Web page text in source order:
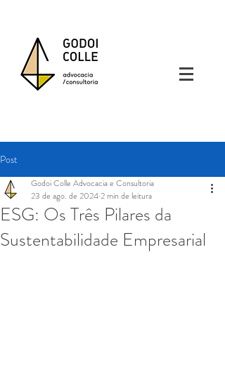
Post
ESG: Os Três Pilares da
Sustentabilidade Empresarial
Godoi Colle Advocacia e Consultoria
23 de ago. de 20242 min de leitura